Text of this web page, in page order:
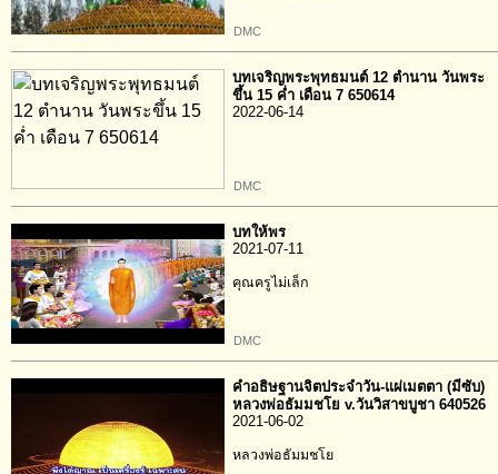
DMC
บทเจริญพระพุทธมนต์ 12 ตำนาน วันพระ
ขึ้น 15 ค่ำ เดือน 7 650614
2022-06-14
DMC
บทให้พร
2021-07-11
คุณครูไม่เล็ก
DMC
คำอธิษฐานจิตประจำวัน-แผ่เมตตา (มีซับ)
หลวงพ่อธัมมชโย v.วันวิสาขบูชา 640526
2021-06-02
หลวงพ่อธัมมชโย